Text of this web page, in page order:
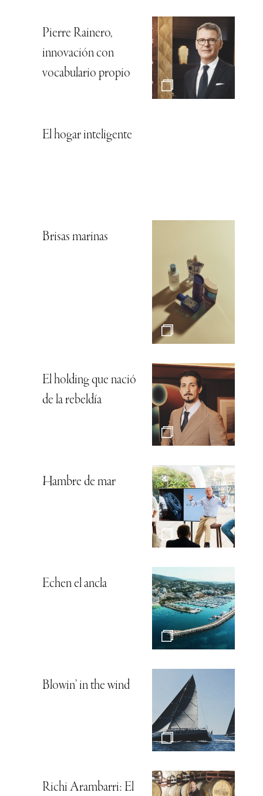
Pierre Rainero,
innovación con
vocabulario propio
El hogar inteligente
Brisas marinas
El holding que nació
de la rebeldía
Hambre de mar
Echen el ancla
Blowin’ in the wind
Richi Arambarri: El